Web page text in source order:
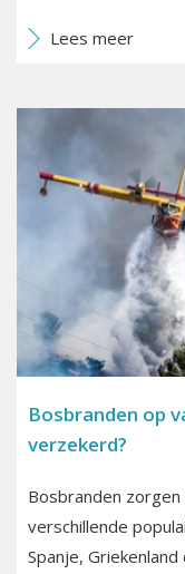
Lees meer
Bosbranden op
verzekerd?
Bosbranden
verschillende
Spanje,